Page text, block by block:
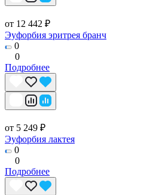
от 12 442 ₽
Эуфорбия эритрея бранч
0
0
Подробнее
от 5 249 ₽
Эуфорбия лактея
0
0
Подробнее